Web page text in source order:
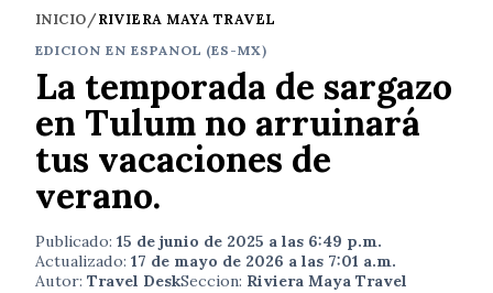
INICIO/RIVIERA MAYA TRAVEL
EDICION EN ESPANOL (ES-MX)
La temporada de sargazo
en Tulum no arruinará
tus vacaciones de
verano.
Publicado: 15 de junio de 2025 a las 6:49 p.m.
Actualizado: 17 de mayo de 2026 a las 7:01 a.m.
Autor: Travel DeskSeccion: Riviera Maya Travel